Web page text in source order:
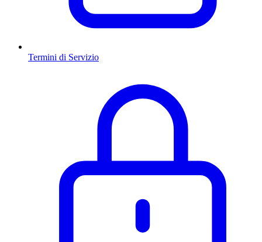
Termini di Servizio